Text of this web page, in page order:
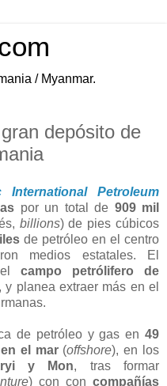
/ Myanmar.
depósito de
International Petroleum
por un total de 909 mil
billions) de pies cúbicos
de petróleo en el centro
medios estatales. El
campo petrólifero de
y planea extraer más en el
de petróleo y gas en 49
el mar(offshore), en los
y Mon, tras formar
) con con compañías